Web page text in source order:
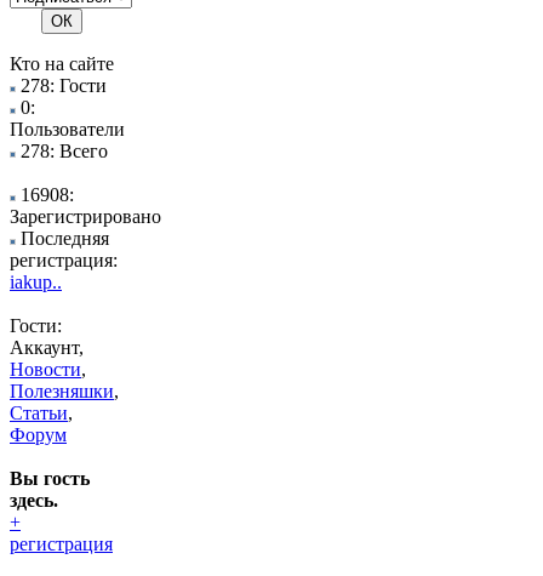
Кто на сайте
278: Гости
0:
Пользователи
278: Всего
16908:
Зарегистрировано
Последняя
регистрация:
iakup..
Гости:
Аккаунт,
Новости,
Полезняшки,
Статьи,
Форум
Вы гость
здесь.
+
регистрация